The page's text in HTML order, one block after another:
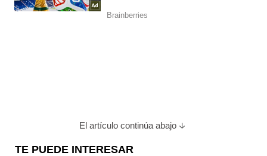
El artículo continúa abajo
TE PUEDE INTERESAR